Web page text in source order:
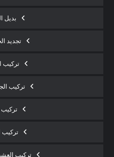
بديل
تجديد
تركيب
تركيب
تركيب
تركيب
تركيب